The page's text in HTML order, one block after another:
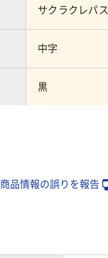
サクラクレパス
中字
黒
商品情報の誤りを報告